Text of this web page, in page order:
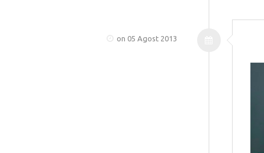
on 05 Agost 2013